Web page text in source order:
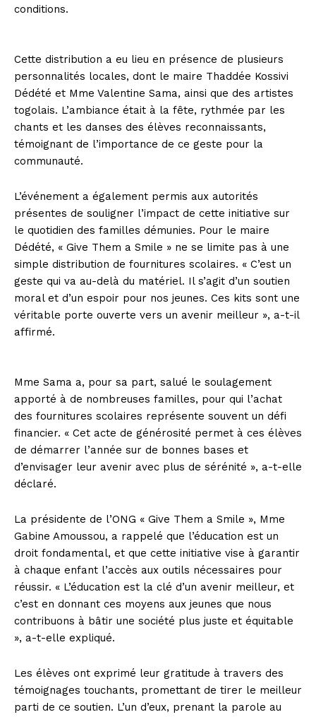
conditions.
Cette distribution a eu lieu en présence de plusieurs
personnalités locales, dont le maire Thaddée Kossivi
Dédété et Mme Valentine Sama, ainsi que des artistes
togolais. L’ambiance était à la fête, rythmée par les
chants et les danses des élèves reconnaissants,
témoignant de l’importance de ce geste pour la
communauté.
L’événement a également permis aux autorités
présentes de souligner l’impact de cette initiative sur
le quotidien des familles démunies. Pour le maire
Dédété, « Give Them a Smile » ne se limite pas à une
simple distribution de fournitures scolaires. « C’est un
geste qui va au-delà du matériel. Il s’agit d’un soutien
moral et d’un espoir pour nos jeunes. Ces kits sont une
véritable porte ouverte vers un avenir meilleur », a-t-il
affirmé.
Mme Sama a, pour sa part, salué le soulagement
apporté à de nombreuses familles, pour qui l’achat
des fournitures scolaires représente souvent un défi
financier. « Cet acte de générosité permet à ces élèves
de démarrer l’année sur de bonnes bases et
d’envisager leur avenir avec plus de sérénité », a-t-elle
déclaré.
La présidente de l’ONG « Give Them a Smile », Mme
Gabine Amoussou, a rappelé que l’éducation est un
droit fondamental, et que cette initiative vise à garantir
à chaque enfant l’accès aux outils nécessaires pour
réussir. « L’éducation est la clé d’un avenir meilleur, et
c’est en donnant ces moyens aux jeunes que nous
contribuons à bâtir une société plus juste et équitable
», a-t-elle expliqué.
Les élèves ont exprimé leur gratitude à travers des
témoignages touchants, promettant de tirer le meilleur
parti de ce soutien. L’un d’eux, prenant la parole au